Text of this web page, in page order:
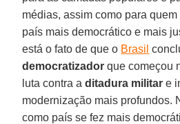
médias, assim como para
país mais democrático e mais
está o fato de que o Brasil
democratizador que começou
luta contra aditadura militar e
modernização mais profundos.
como país se fez mais